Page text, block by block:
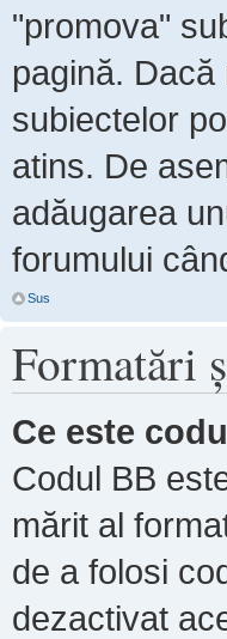
"promova"
pagină.
subiectelor
atins. De
adăugarea
forumului
Sus
Formatări
Ce este
Codul BB
mărit al
de a folosi
dezactivat